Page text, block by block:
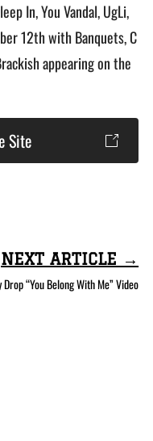
In, You Vandal, UgLi,
12th with Banquets, C
appearing on the
Site
NEXT ARTICLE →
“You Belong With Me” Video